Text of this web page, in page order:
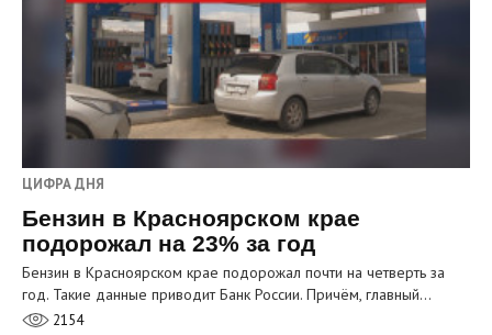
ЦИФРА ДНЯ
Бензин в Красноярском крае
подорожал на 23% за год
Бензин в Красноярском крае подорожал почти на четверть за
год. Такие данные приводит Банк России. Причём, главный…
2154